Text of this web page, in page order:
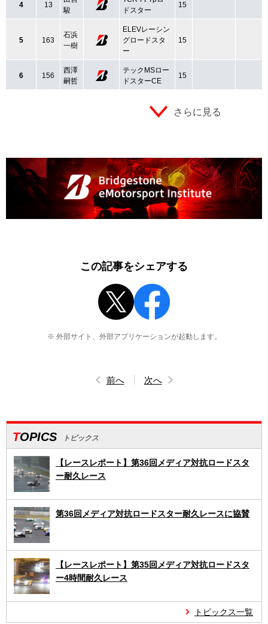
4 13
駿
ドスター
15
5 163
石浜
一樹
ELEVレーシン
グロードスタ
ー
15
6 156
西澤
嗣哲
テックMSロー
ドスターCE
15
さらに見る
この記事をシェアする
※ 外部サイト、外部アプリケーションが起動します。
前へ 次へ
TOPICS トピックス
【レースレポート】第36回メディア対抗ロードスタ
ー耐久レース
第36回メディア対抗ロードスター耐久レースに協賛
【レースレポート】第35回メディア対抗ロードスタ
ー4時間耐久レース
トピックス一覧